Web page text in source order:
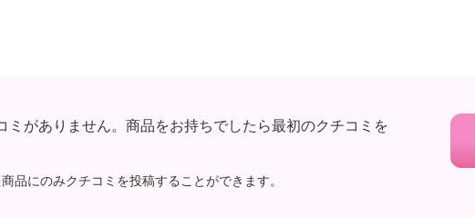
ミがありません。商品をお持ちでしたら最初のクチコミを
品にのみクチコミを投稿することができます。